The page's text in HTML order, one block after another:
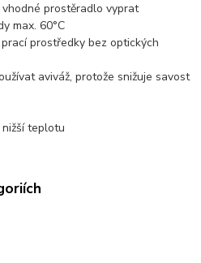
prostěradlo vyprat
max. 60°C
prostředky bez optických
aviváž, protože snižuje savost
teplotu